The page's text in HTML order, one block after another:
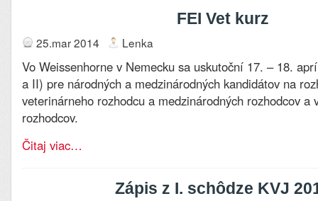
FEI Vet kurz
25.mar 2014 Lenka
Vo Weissenhorne v Nemecku sa uskutoční 17. – 18.
a II) pre národných a medzinárodných kandidátov na
veterinárneho rozhodcu a medzinárodných rozhodcov a
rozhodcov.
Čitaj viac…
Zápis z I. schôdze KVJ